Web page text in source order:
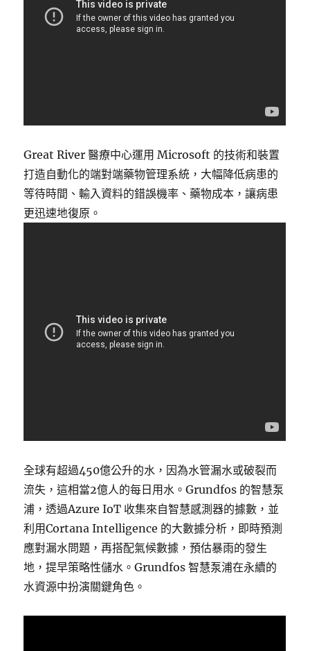
Great River 醫療中心運用 Microsoft 的技術和裝置
打造自動化的端對端藥物管理系統，大幅降低病患的
等待時間、輸入資料的錯誤機率、藥物成本，讓病患
更迅速地復原。
全球有超過450億公升的水，因為水管漏水或破裂而
流失，這相當2億人的每日用水。Grundfos 的智慧泵
浦，透過Azure IoT 收集來自智慧感測器的據數，並
利用Cortana Intelligence 的大數據分析，即時預測
應對漏水問題，再搭配氣候數據，預估暴雨的發生
地，提早策略性儲水。Grundfos 智慧泵浦在永續的
水資源中扮演關鍵角色。